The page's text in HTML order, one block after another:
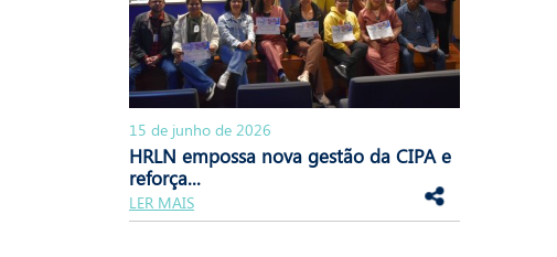
15 de junho de 2026
HRLN empossa nova gestão da CIPA e
reforça...
LER MAIS